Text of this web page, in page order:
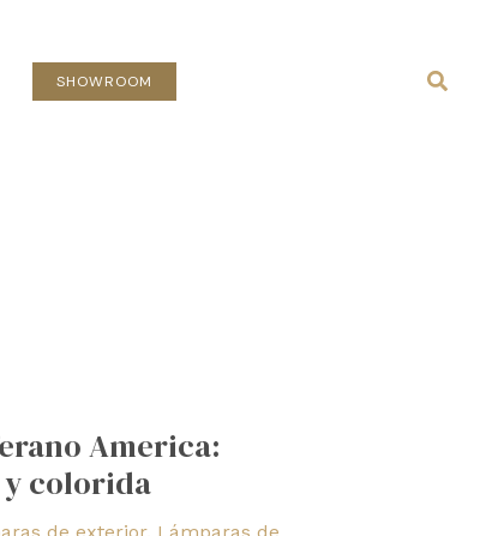
SHOWROOM
America:
colorida